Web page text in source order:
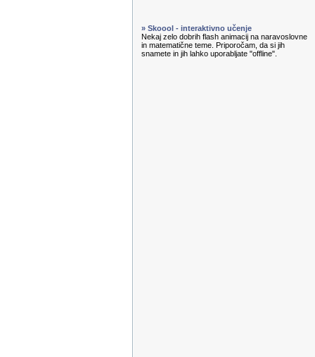
» Skoool - interaktivno učenje
Nekaj zelo dobrih flash animacij na naravoslovne
in matematične teme. Priporočam, da si jih
snamete in jih lahko uporabljate "offline".